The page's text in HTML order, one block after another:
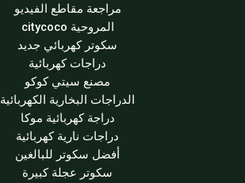
مراجعة مقاطع الفيديو
المروحية citycoco
سكوتر كهربائي جديد
دراجات كهربائية
مصنع سيتي كوكو
الدراجات البخارية الكهربائية
دراجة كهربائية موكا
دراجات نارية كهربائية
أفضل سكوتر للبالغين
سكوتر عجلة كبيرة